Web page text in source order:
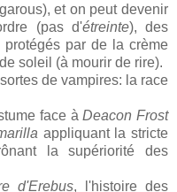
et on peut devenir
(pas d'étreinte), des
par de la crème
soleil (à mourir de rire).
de vampires: la race
face àDeacon Frost
appliquant la stricte
la supériorité des
d'Erebus, l'histoire des